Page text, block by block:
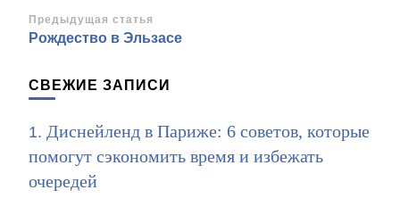
Навигация
по
записям
Предыдущая статья
Рождество в Эльзасе
СВЕЖИЕ ЗАПИСИ
Диснейленд в Париже: 6 советов, которые
помогут сэкономить время и избежать
очередей